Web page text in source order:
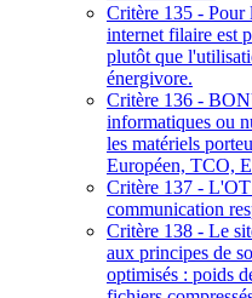
Critère 135 - Pour
internet filaire est
plutôt que
énergivore.
Critère 136 -
informatiques ou
les matériels
Européen, TCO,
Critère 137 - L'OT
communication
Critère 138 - Le
aux principes de
optimisés : poids